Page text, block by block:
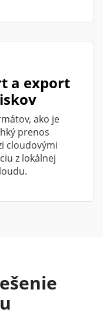
a export
ako je
prenos
cloudovými
z lokálnej